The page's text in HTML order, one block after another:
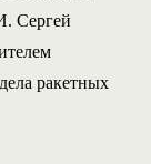
Сергей
ракетных